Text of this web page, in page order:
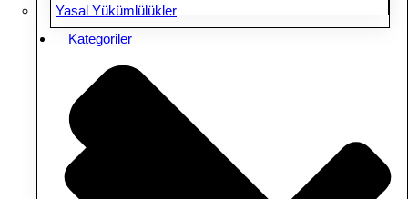
Kategoriler
Yasal Yükümlülükler